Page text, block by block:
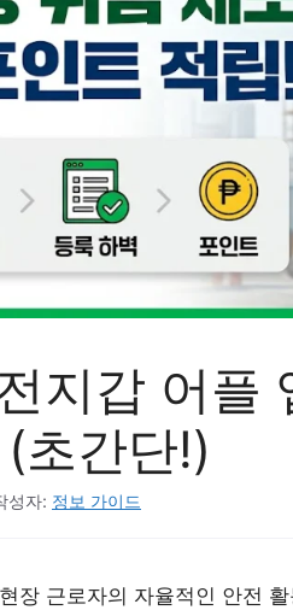
지갑 어플
초간단!)
성자: 정보 가이드
현장 근로자의 자율적인 안전